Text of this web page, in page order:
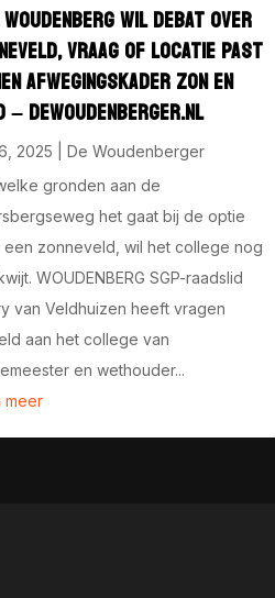
WIL DEBAT OVER
VRAAG OF LOCATIE PAST
AFWEGINGSKADER ZON EN
– DEWOUDENBERGER.NL
2025
De Woudenberger
gronden aan de
het gaat bij de optie
zonneveld, wil het college nog
WOUDENBERG SGP-raadslid
van Veldhuizen heeft vragen
aan het college van
en wethouder...
meer